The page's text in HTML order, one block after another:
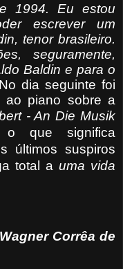
1994. Eu estou
escrever um
tenor brasileiro.
seguramente,
Baldin e para o
No dia seguinte foi
ao piano sobre a
- An Die Musik
o que significa
últimos suspiros
total a uma vida
Wagner Corrêa de